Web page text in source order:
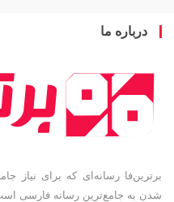
ما
رسانه‌ای که برای نیاز جامعه
جامع‌ترین رسانه فارسی است.